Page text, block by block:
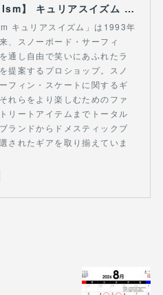
【Curious Ism】 キュリアスイズム l スノーボードショップ サーフショップ 福島県 会津若松市 郡山市 通販
キュリアスイズム」は1993年
、スノーボード・サーフィ
通し自由で笑いにあふれたラ
提案するプロショップ。スノ
フィン・スケートに関するギ
れらをより楽しむためのファ
リートアイテムまでトータル
ランドからドメスティックブ
されたギアを取り揃えていま